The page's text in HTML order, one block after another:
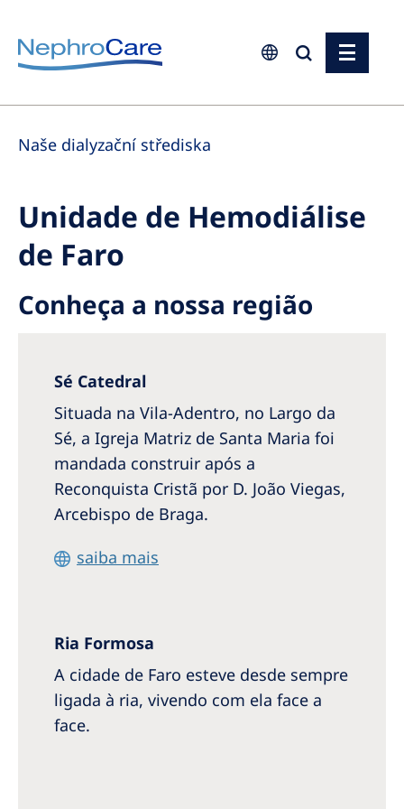
Europe
Czech Republic
Germany
Israel
Netherlands
Portugal
Romania
Russia
Serbia
Slovakia
Slovenia
United Kingdom
Naše dialyzační střediska
Unidade de Hemodiálise
de Faro
Conheça a nossa região
Sé Catedral
Situada na Vila-Adentro, no Largo da
Sé, a Igreja Matriz de Santa Maria foi
mandada construir após a
Reconquista Cristã por D. João Viegas,
Arcebispo de Braga.
saiba mais
Ria Formosa
A cidade de Faro esteve desde sempre
ligada à ria, vivendo com ela face a
face.